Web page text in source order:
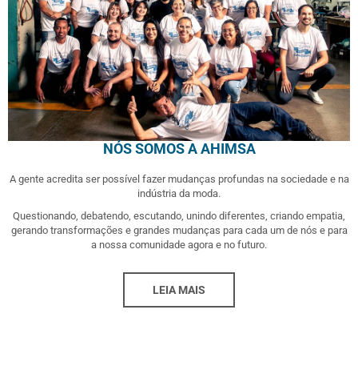
NÓS SOMOS A AHIMSA
A gente acredita ser possível fazer mudanças profundas na sociedade e na
indústria da moda.
Questionando, debatendo, escutando, unindo diferentes, criando empatia,
gerando transformações e grandes mudanças para cada um de nós e para
a nossa comunidade agora e no futuro.
LEIA MAIS